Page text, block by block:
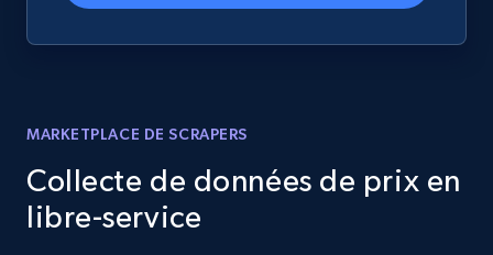
MARKETPLACE DE SCRAPERS
Collecte de données de prix en
libre-service